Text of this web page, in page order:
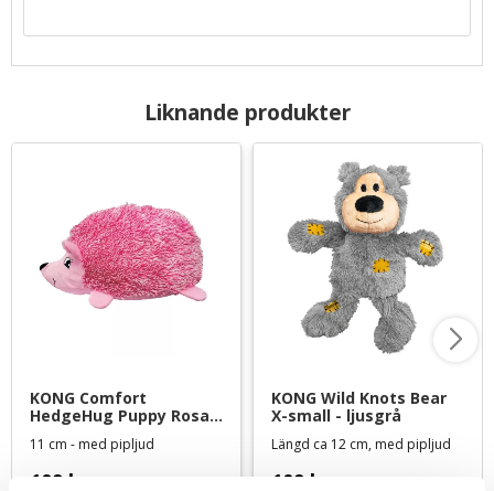
Liknande produkter
KONG Comfort
HedgeHug Puppy Rosa
XS - hundleksak
11 cm - med pipljud
109 kr
KONG Wild Knots Bear
X-small - ljusgrå
Längd ca 12 cm, med pipljud
109 kr